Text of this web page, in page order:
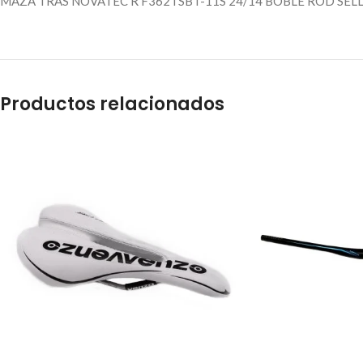
Productos relacionados